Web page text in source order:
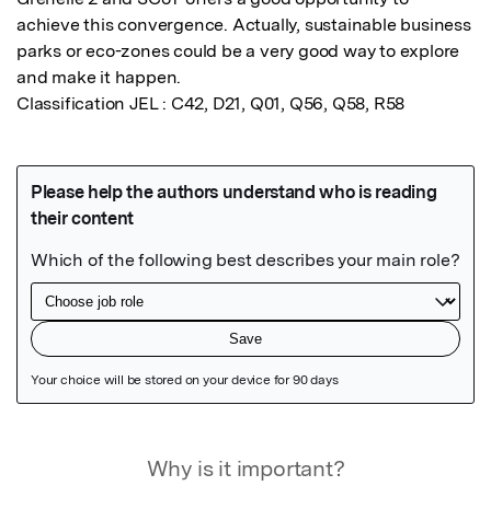
achieve this convergence. Actually, sustainable business
parks or eco-zones could be a very good way to explore
and make it happen.
Classification JEL : C42, D21, Q01, Q56, Q58, R58
Why is it important?